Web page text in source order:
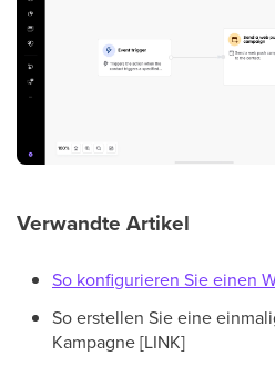
Verwandte Artikel
So konfigurieren Sie einen
So erstellen Sie eine
Kampagne [LINK]